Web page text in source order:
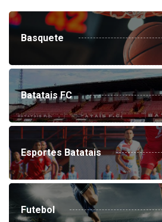
Basquete
Batatais FC
Esportes Batatais
Futebol